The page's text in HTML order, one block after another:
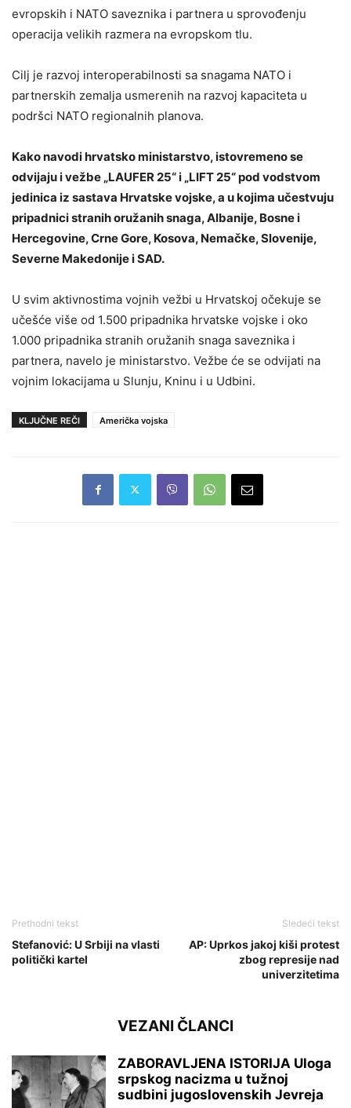
evropskih i NATO saveznika i partnera u sprovođenju
operacija velikih razmera na evropskom tlu.
Cilj je razvoj interoperabilnosti sa snagama NATO i
partnerskih zemalja usmerenih na razvoj kapaciteta u
podršci NATO regionalnih planova.
Kako navodi hrvatsko ministarstvo, istovremeno se
odvijaju i vežbe „LAUFER 25“ i „LIFT 25“ pod vodstvom
jedinica iz sastava Hrvatske vojske, a u kojima učestvuju
pripadnici stranih oružanih snaga, Albanije, Bosne i
Hercegovine, Crne Gore, Kosova, Nemačke, Slovenije,
Severne Makedonije i SAD.
U svim aktivnostima vojnih vežbi u Hrvatskoj očekuje se
učešće više od 1.500 pripadnika hrvatske vojske i oko
1.000 pripadnika stranih oružanih snaga saveznika i
partnera, navelo je ministarstvo. Vežbe će se odvijati na
vojnim lokacijama u Slunju, Kninu i u Udbini.
KLJUČNE REČI Američka vojska
Prethodni tekst
Stefanović: U Srbiji na vlasti
politički kartel
Sledeći tekst
AP: Uprkos jakoj kiši protest
zbog represije nad
univerzitetima
VEZANI ČLANCI
ZABORAVLJENA ISTORIJA Uloga
srpskog nacizma u tužnoj
sudbini jugoslovenskih Jevreja